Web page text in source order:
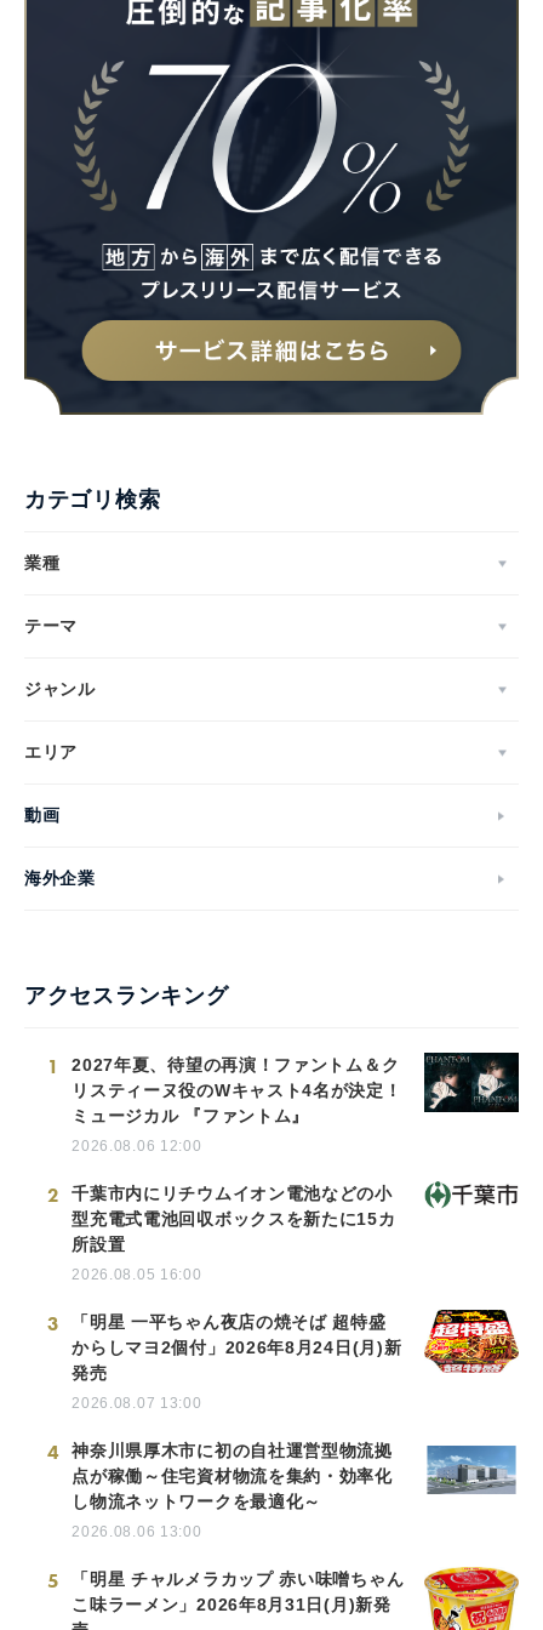
カテゴリ検索
業種
テーマ
ジャンル
エリア
動画
海外企業
アクセスランキング
1
2027年夏、待望の再演！ファントム＆ク
リスティーヌ役のWキャスト4名が決定！
ミュージカル 『ファントム』
2026.08.06 12:00
2
千葉市内にリチウムイオン電池などの小
型充電式電池回収ボックスを新たに15カ
所設置
2026.08.05 16:00
3
「明星 一平ちゃん夜店の焼そば 超特盛
からしマヨ2個付」2026年8月24日(月)新
発売
2026.08.07 13:00
4
神奈川県厚木市に初の自社運営型物流拠
点が稼働～住宅資材物流を集約・効率化
し物流ネットワークを最適化～
2026.08.06 13:00
5
「明星 チャルメラカップ 赤い味噌ちゃん
こ味ラーメン」2026年8月31日(月)新発